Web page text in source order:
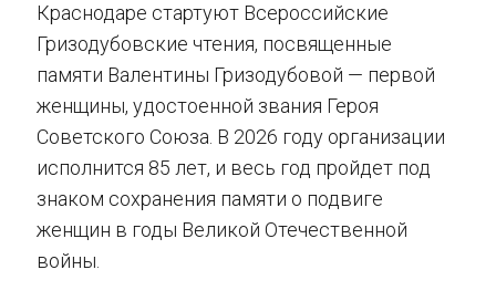
Краснодаре стартуют Всероссийские
Гризодубовские чтения, посвященные
памяти Валентины Гризодубовой — первой
женщины, удостоенной звания Героя
Советского Союза. В 2026 году организации
исполнится 85 лет, и весь год пройдет под
знаком сохранения памяти о подвиге
женщин в годы Великой Отечественной
войны.